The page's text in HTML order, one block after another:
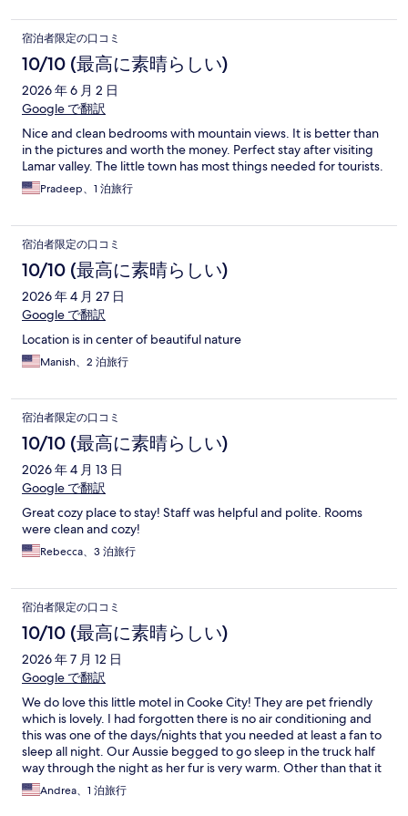
宿泊者限定の口コミ
10/10 (最高に素晴らしい)
2026 年 6 月 2 日
Google で翻訳
Nice and clean bedrooms with mountain views. It is better than
in the pictures and worth the money. Perfect stay after visiting
Lamar valley. The little town has most things needed for tourists.
Pradeep、1 泊旅行
宿泊者限定の口コミ
10/10 (最高に素晴らしい)
2026 年 4 月 27 日
Google で翻訳
Location is in center of beautiful nature
Manish、2 泊旅行
宿泊者限定の口コミ
10/10 (最高に素晴らしい)
2026 年 4 月 13 日
Google で翻訳
Great cozy place to stay! Staff was helpful and polite. Rooms
were clean and cozy!
Rebecca、3 泊旅行
宿泊者限定の口コミ
10/10 (最高に素晴らしい)
2026 年 7 月 12 日
Google で翻訳
We do love this little motel in Cooke City! They are pet friendly
which is lovely. I had forgotten there is no air conditioning and
this was one of the days/nights that you needed at least a fan to
sleep all night. Our Aussie begged to go sleep in the truck half
way through the night as her fur is very warm. Other than that it
is a wonderful jumping off point to the north side of Yellowstone
Park and we will return again I am sure. The staff are so very kind
Andrea、1 泊旅行